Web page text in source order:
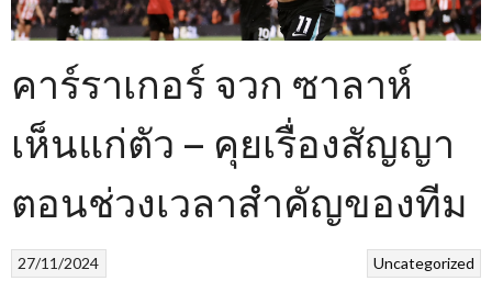
คาร์ราเกอร์ จวก ซาลาห์
เห็นแก่ตัว – คุยเรื่องสัญญา
ตอนช่วงเวลาสำคัญของทีม
Uncategorized
27/11/2024